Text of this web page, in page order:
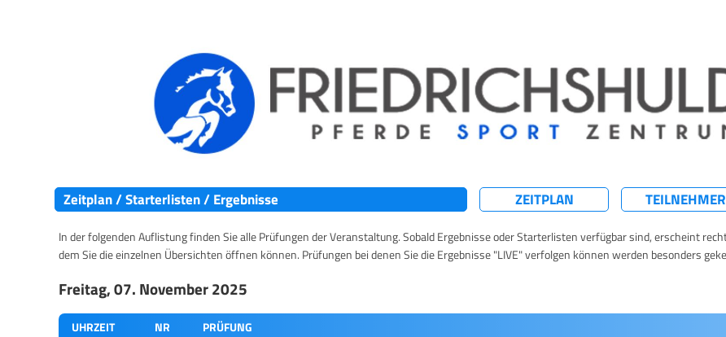
Zeitplan / Starterlisten / Ergebnisse ZEITPLAN TEILNEHMER
In der folgenden Auflistung finden Sie alle Prüfungen der Veranstaltung. Sobald Ergebnisse oder Starterlisten verfügbar sind, erscheint
dem Sie die einzelnen Übersichten öffnen können. Prüfungen bei denen Sie die Ergebnisse "LIVE" verfolgen können werden besonders
Freitag, 07. November 2025
UHRZEIT NR PRÜFUNG